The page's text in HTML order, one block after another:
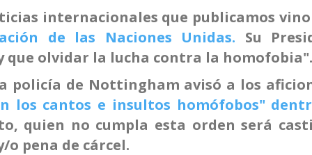
internacionales que publicamos
de las Naciones Unidas. Su
que olvidar la lucha contra la homofobia".
policía de Nottingham avisó a los
los cantos e insultos homófobos"
quien no cumpla esta orden será
pena de cárcel.